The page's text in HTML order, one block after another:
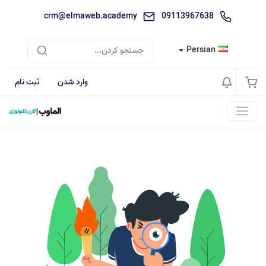
09113967638
crm@elmaweb.academy
Persian
وارد شدن ثبت نام